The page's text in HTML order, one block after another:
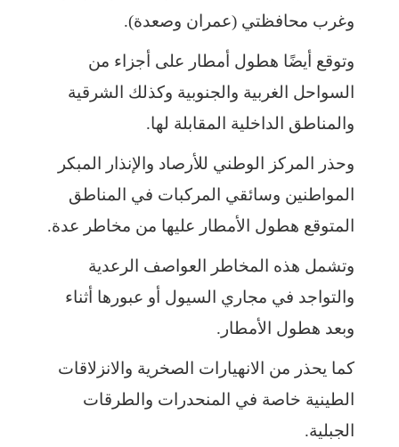
وغرب محافظتي (عمران وصعدة).
وتوقع أيضًا هطول أمطار على أجزاء من
السواحل الغربية والجنوبية وكذلك الشرقية
والمناطق الداخلية المقابلة لها.
وحذر المركز الوطني للأرصاد والإنذار المبكر
المواطنين وسائقي المركبات في المناطق
المتوقع هطول الأمطار عليها من مخاطر عدة.
وتشمل هذه المخاطر العواصف الرعدية
والتواجد في مجاري السيول أو عبورها أثناء
وبعد هطول الأمطار.
كما يحذر من الانهيارات الصخرية والانزلاقات
الطينية خاصة في المنحدرات والطرقات
الجبلية.